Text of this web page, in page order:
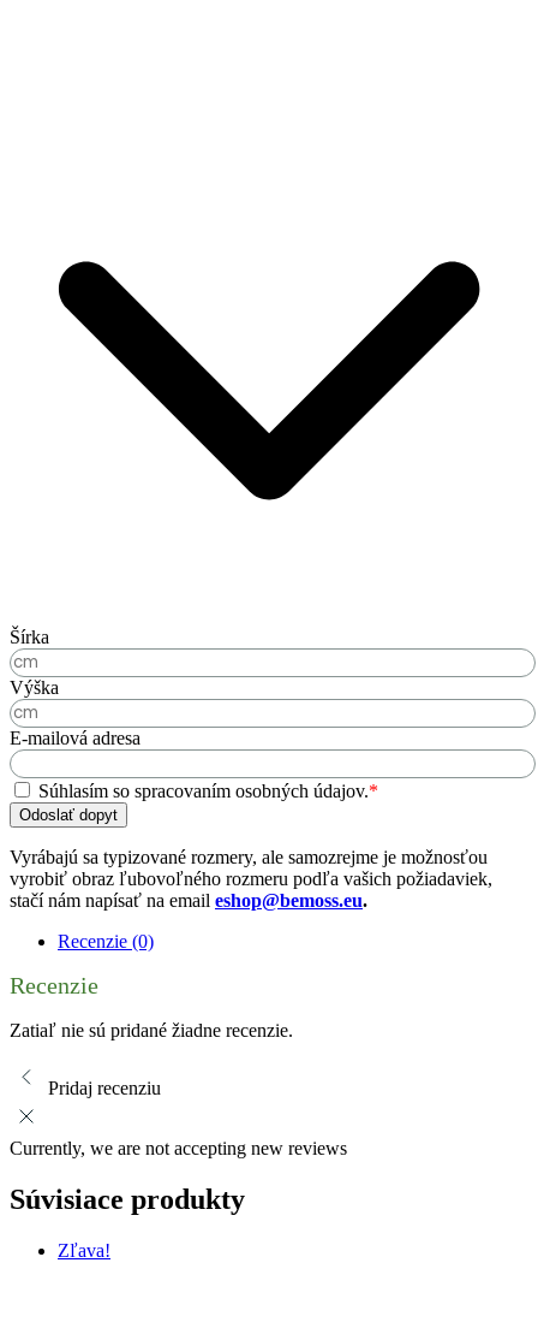
Šírka
Výška
E-mailová adresa
Súhlasím so spracovaním osobných údajov.*
Odoslať dopyt
Vyrábajú sa typizované rozmery, ale samozrejme je možnosťou
vyrobiť obraz ľubovoľného rozmeru podľa vašich požiadaviek,
stačí nám napísať na email eshop@bemoss.eu.
Recenzie (0)
Recenzie
Zatiaľ nie sú pridané žiadne recenzie.
Pridaj recenziu
Currently, we are not accepting new reviews
Súvisiace produkty
Zľava!